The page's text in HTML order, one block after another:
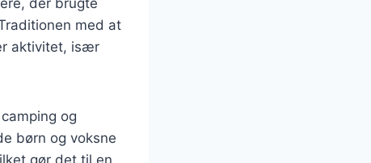
med at
aktivitet, især
og
børn og voksne
gør det til en